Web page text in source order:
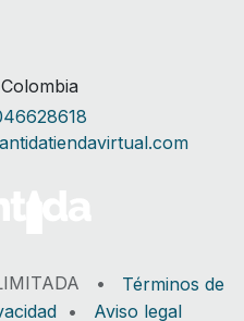
• Términos de
• Aviso legal